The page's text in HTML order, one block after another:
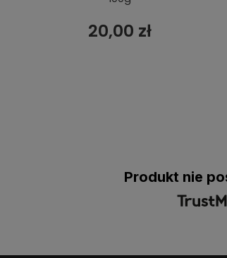
20,00 zł
Produkt nie